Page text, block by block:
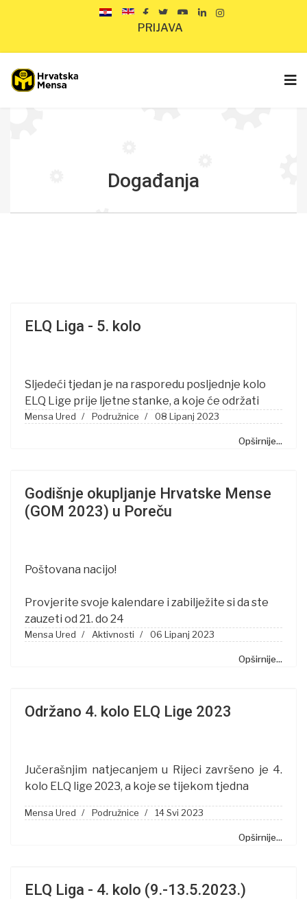
PRIJAVA
Događanja
ELQ Liga - 5. kolo
Sljedeći tjedan je na rasporedu posljednje kolo
ELQ Lige prije ljetne stanke, a koje će održati
Mensa Ured Podružnice 08 Lipanj 2023
Opširnije...
Godišnje okupljanje Hrvatske Mense
(GOM 2023) u Poreču
Poštovana nacijo!
Provjerite svoje kalendare i zabilježite si da ste
zauzeti od 21. do 24
Mensa Ured Aktivnosti 06 Lipanj 2023
Opširnije...
Održano 4. kolo ELQ Lige 2023
Jučerašnjim natjecanjem u Rijeci završeno je 4.
kolo ELQ lige 2023, a koje se tijekom tjedna
Mensa Ured Podružnice 14 Svi 2023
Opširnije...
ELQ Liga - 4. kolo (9.-13.5.2023.)